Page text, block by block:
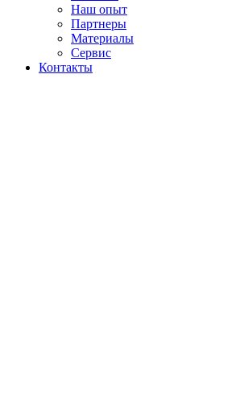
Наш опыт
Партнеры
Материалы
Сервис
Контакты